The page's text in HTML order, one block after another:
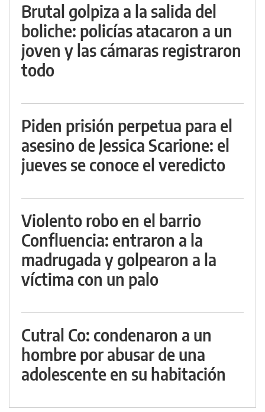
Brutal golpiza a la salida del
boliche: policías atacaron a un
joven y las cámaras registraron
todo
Piden prisión perpetua para el
asesino de Jessica Scarione: el
jueves se conoce el veredicto
Violento robo en el barrio
Confluencia: entraron a la
madrugada y golpearon a la
víctima con un palo
Cutral Co: condenaron a un
hombre por abusar de una
adolescente en su habitación